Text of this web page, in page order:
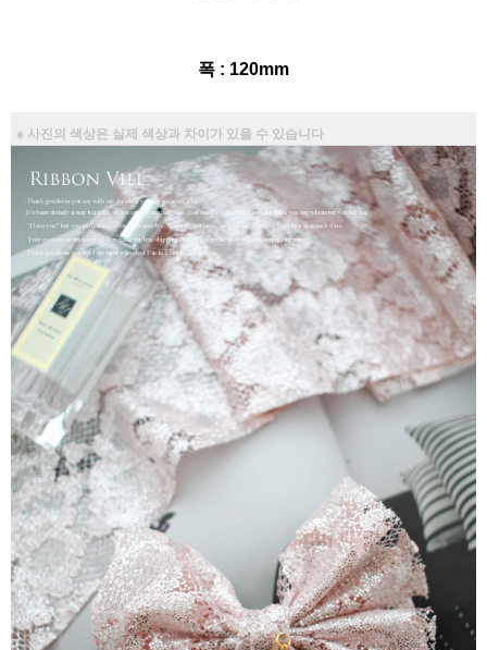
폭 : 120mm
※ 사진의 색상은 실제 색상과 차이가 있을 수 있습니다